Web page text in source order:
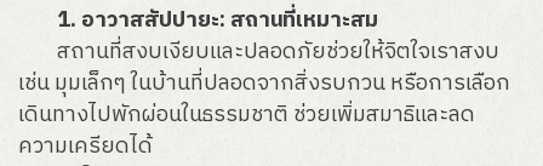
1. อาวาสสัปปายะ: สถานที่เหมาะสม
สถานที่สงบเงียบและปลอดภัยช่วยให้จิตใจเราสงบ
เช่น มุมเล็กๆ ในบ้านที่ปลอดจากสิ่งรบกวน หรือการเลือก
เดินทางไปพักผ่อนในธรรมชาติ ช่วยเพิ่มสมาธิและลด
ความเครียดได้